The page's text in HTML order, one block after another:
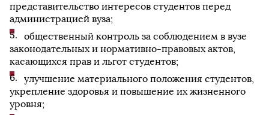
представительство интересов студентов перед
администрацией вуза;
общественный контроль за соблюдением в вузе
законодательных и нормативно-правовых актов,
касающихся прав и льгот студентов;
улучшение материального положения студентов,
укрепление здоровья и повышение их жизненного
уровня;